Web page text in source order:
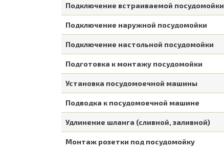
Подключение встраиваемой посудомойки
Подключение наружной посудомойки
Подключение настольной посудомойки
Подготовка к монтажу посудомойки
Установка посудомоечной машины
Подводка к посудомоечной машине
Удлинение шланга (сливной, заливной)
Монтаж розетки под посудомойку